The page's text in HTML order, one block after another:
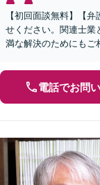
【初回面談無料】【
せください。関連士業
満な解決のためにもご
電話でお問